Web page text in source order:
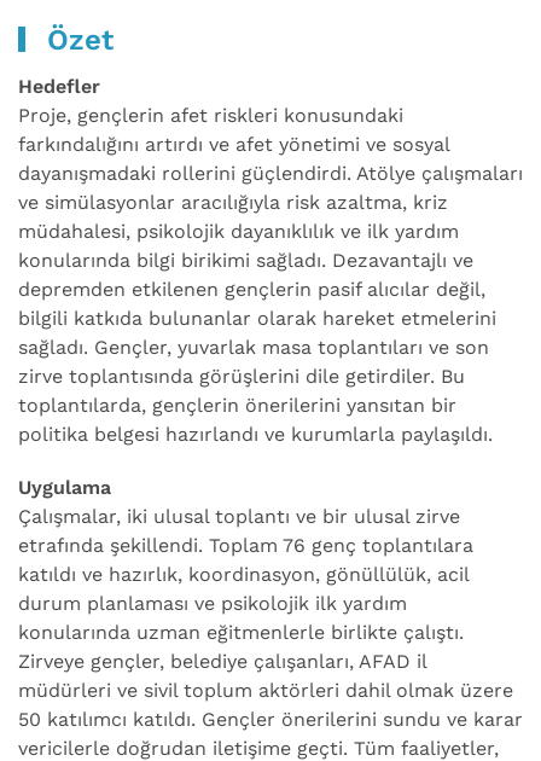
Özet
Hedefler
Proje, gençlerin afet riskleri konusundaki
farkındalığını artırdı ve afet yönetimi ve sosyal
dayanışmadaki rollerini güçlendirdi. Atölye çalışmaları
ve simülasyonlar aracılığıyla risk azaltma, kriz
müdahalesi, psikolojik dayanıklılık ve ilk yardım
konularında bilgi birikimi sağladı. Dezavantajlı ve
depremden etkilenen gençlerin pasif alıcılar değil,
bilgili katkıda bulunanlar olarak hareket etmelerini
sağladı. Gençler, yuvarlak masa toplantıları ve son
zirve toplantısında görüşlerini dile getirdiler. Bu
toplantılarda, gençlerin önerilerini yansıtan bir
politika belgesi hazırlandı ve kurumlarla paylaşıldı.
Uygulama
Çalışmalar, iki ulusal toplantı ve bir ulusal zirve
etrafında şekillendi. Toplam 76 genç toplantılara
katıldı ve hazırlık, koordinasyon, gönüllülük, acil
durum planlaması ve psikolojik ilk yardım
konularında uzman eğitmenlerle birlikte çalıştı.
Zirveye gençler, belediye çalışanları, AFAD il
müdürleri ve sivil toplum aktörleri dahil olmak üzere
50 katılımcı katıldı. Gençler önerilerini sundu ve karar
vericilerle doğrudan iletişime geçti. Tüm faaliyetler,